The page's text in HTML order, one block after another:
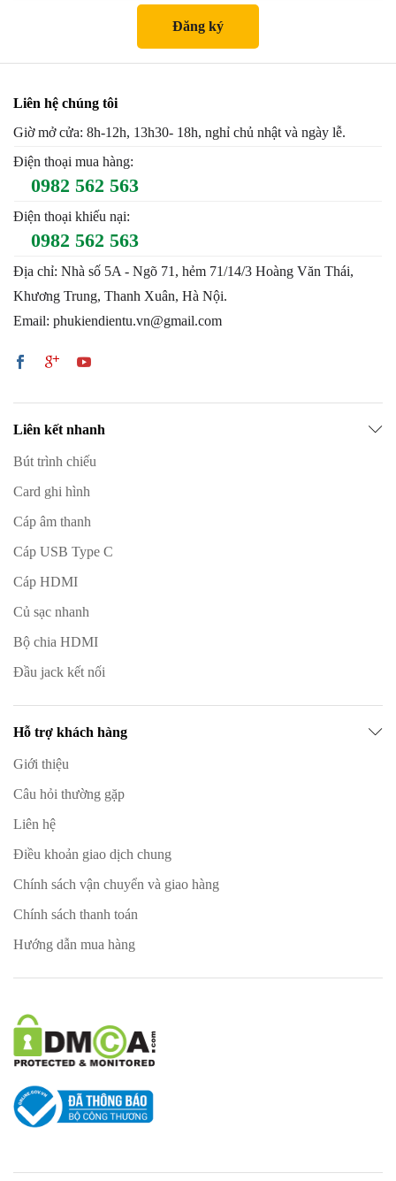
Liên hệ chúng tôi
Giờ mở cửa: 8h-12h, 13h30- 18h, nghỉ chủ nhật và ngày lễ.
Điện thoại mua hàng:
0982 562 563
Điện thoại khiếu nại:
0982 562 563
Địa chỉ: Nhà số 5A - Ngõ 71, hẻm 71/14/3 Hoàng Văn Thái,
Khương Trung, Thanh Xuân, Hà Nội.
Email: phukiendientu.vn@gmail.com
Liên kết nhanh
Bút trình chiếu
Card ghi hình
Cáp âm thanh
Cáp USB Type C
Cáp HDMI
Củ sạc nhanh
Bộ chia HDMI
Đầu jack kết nối
Hỗ trợ khách hàng
Giới thiệu
Câu hỏi thường gặp
Liên hệ
Điều khoản giao dịch chung
Chính sách vận chuyển và giao hàng
Chính sách thanh toán
Hướng dẫn mua hàng